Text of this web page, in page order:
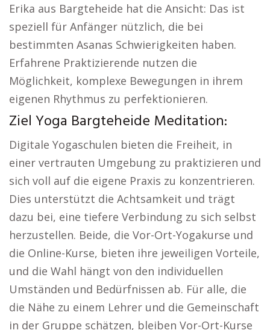
Erika aus Bargteheide hat die Ansicht: Das ist
speziell für Anfänger nützlich, die bei
bestimmten Asanas Schwierigkeiten haben.
Erfahrene Praktizierende nutzen die
Möglichkeit, komplexe Bewegungen in ihrem
eigenen Rhythmus zu perfektionieren.
Ziel Yoga Bargteheide Meditation:
Digitale Yogaschulen bieten die Freiheit, in
einer vertrauten Umgebung zu praktizieren und
sich voll auf die eigene Praxis zu konzentrieren.
Dies unterstützt die Achtsamkeit und trägt
dazu bei, eine tiefere Verbindung zu sich selbst
herzustellen. Beide, die Vor-Ort-Yogakurse und
die Online-Kurse, bieten ihre jeweiligen Vorteile,
und die Wahl hängt von den individuellen
Umständen und Bedürfnissen ab. Für alle, die
die Nähe zu einem Lehrer und die Gemeinschaft
in der Gruppe schätzen, bleiben Vor-Ort-Kurse